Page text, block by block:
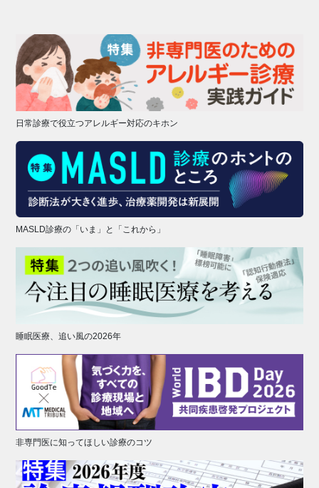
日常診療で役立つアレルギー対応のキホン
MASLD診療の「いま」と「これから」
睡眠医療、追い風の2026年
非専門医に知ってほしい診療のコツ